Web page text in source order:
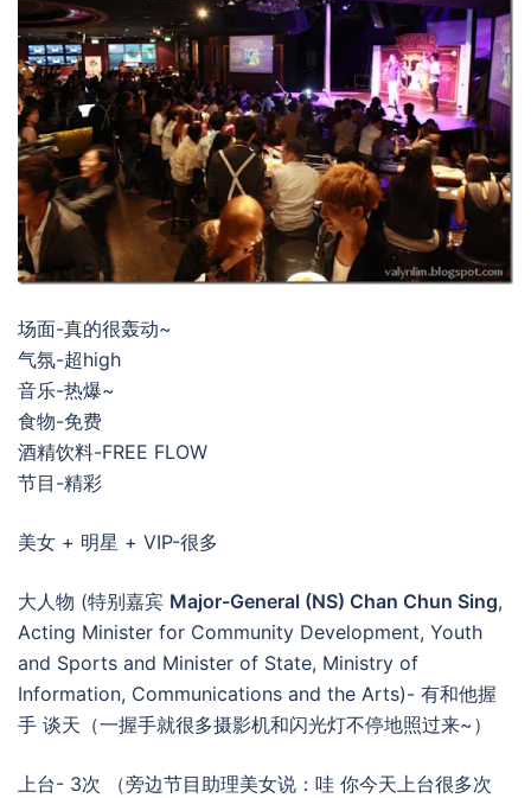
场面-真的很轰动~
气氛-超high
音乐-热爆~
食物-免费
酒精饮料-FREE FLOW
节目-精彩
美女 + 明星 + VIP-很多
大人物 (特别嘉宾 Major-General (NS) Chan Chun Sing,
Acting Minister for Community Development, Youth
and Sports and Minister of State, Ministry of
Information, Communications and the Arts)- 有和他握
手 谈天（一握手就很多摄影机和闪光灯不停地照过来~）
上台- 3次 （旁边节目助理美女说：哇 你今天上台很多次